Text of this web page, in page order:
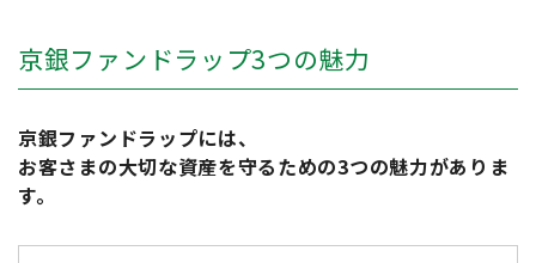
京銀ファンドラップ3つの魅力
京銀ファンドラップには、
お客さまの大切な資産を守るための3つの魅力がありま
す。